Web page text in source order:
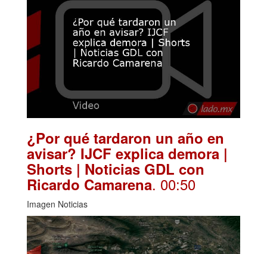
¿Por qué tardaron un año en
avisar? IJCF explica demora |
Shorts | Noticias GDL con
Ricardo Camarena. 00:50
Imagen Noticias